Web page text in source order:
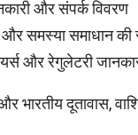
और संपर्क विवरण
समस्या समाधान की
और रेगुलेटरी
भारतीय दूतावास,